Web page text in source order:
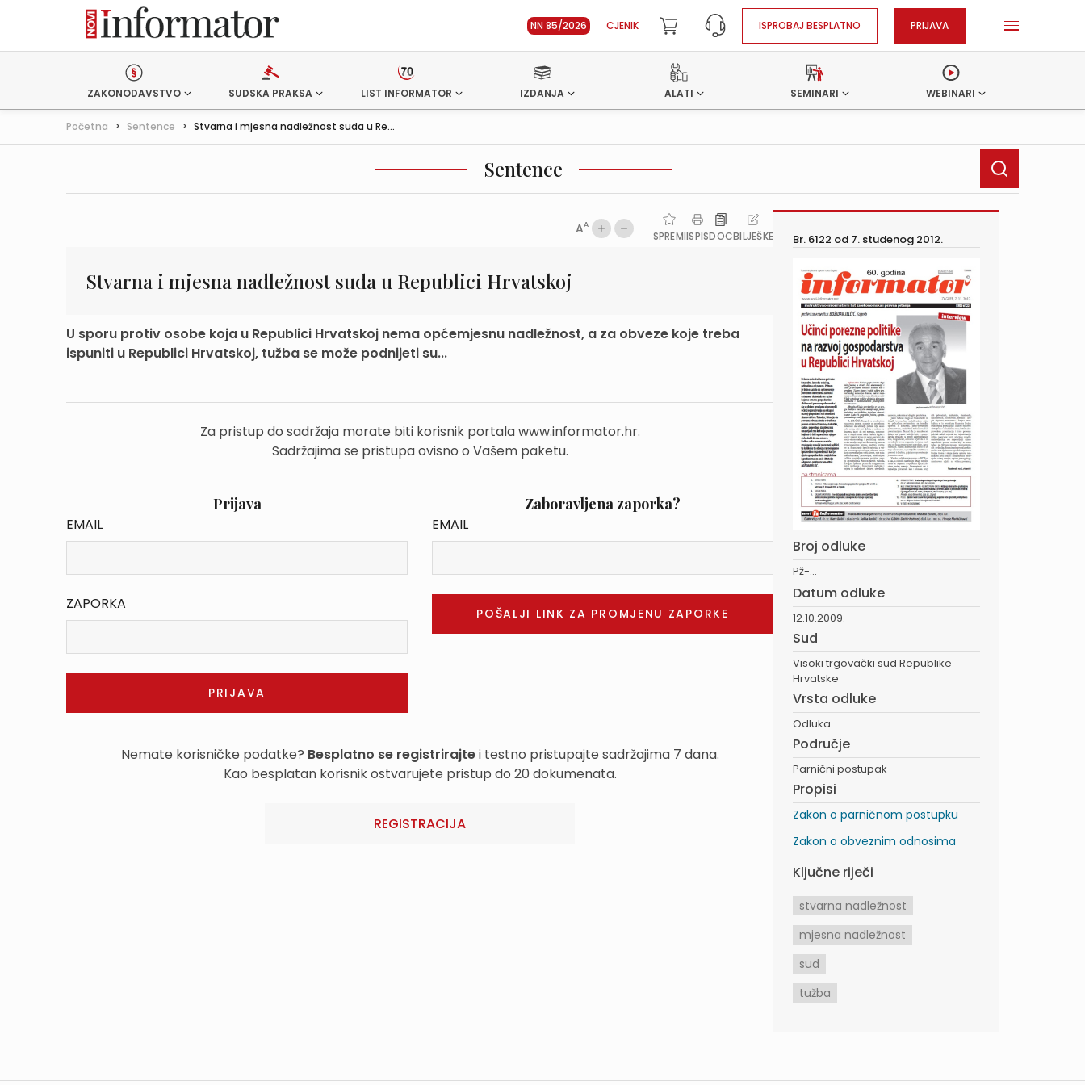
NN 85/2026 CJENIK ISPROBAJ BESPLATNO PRIJAVA
ZAKONODAVSTVO SUDSKA PRAKSA LIST INFORMATOR IZDANJA ALATI SEMINARI WEBINARI
Početna > Sentence > Stvarna i mjesna nadležnost suda u Re...
Sentence
AA
SPREMIISPISDOCBILJEŠKE
Stvarna i mjesna nadležnost suda u Republici Hrvatskoj
U sporu protiv osobe koja u Republici Hrvatskoj nema općemjesnu nadležnost, a za obveze koje treba
ispuniti u Republici Hrvatskoj, tužba se može podnijeti su...
Za pristup do sadržaja morate biti korisnik portala www.informator.hr.
Sadržajima se pristupa ovisno o Vašem paketu.
Prijava
EMAIL
ZAPORKA
Zaboravljena zaporka?
EMAIL
Nemate korisničke podatke? Besplatno se registrirajtei testno pristupajte sadržajima 7 dana.
Kao besplatan korisnik ostvarujete pristup do 20 dokumenata.
REGISTRACIJA
Br. 6122 od 7. studenog 2012.
Broj odluke
Pž-...
Datum odluke
12.10.2009.
Sud
Visoki trgovački sud Republike
Hrvatske
Vrsta odluke
Odluka
Područje
Parnični postupak
Propisi
Zakon o parničnom postupku
Zakon o obveznim odnosima
Ključne riječi
stvarna nadležnost
mjesna nadležnost
sud
tužba